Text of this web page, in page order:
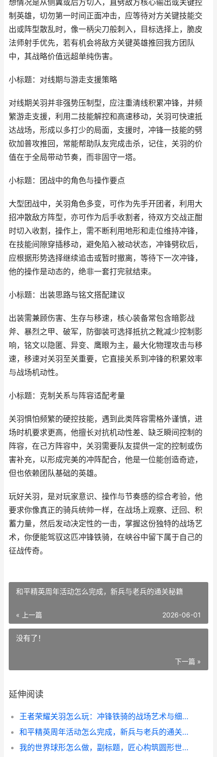
想情况是从侧翼或后方切入，直劈敌方核心输出或关键控
制英雄，切勿第一时间正面冲击，应等待对方关键技能交
出或阵型散乱时，像一柄尖刀般刺入，目标选择上，脆皮
法师射手优先，若有机会将敌方关键英雄推回我方团队
中，其战略价值远超单纯伤害。
小标题：对线期与游走支援策略
对线期关羽并非强势压制型，应注重清线积累冲锋，并频
繁游走支援，利用二技能解控和高速移动，关羽可快速抵
达战场，形成以多打少的局面，支援时，冲锋一技能的劈
砍加普攻推回，常能帮助队友完成击杀，记住，关羽的价
值在于全局带动节奏，而非固守一塔。
小标题：团战中的角色与操作要点
大型团战中，关羽角色多变，可作为先手开团者，利用大
招冲散敌方阵型，亦可作为后手收割者，待双方交战正酣
时切入收割，操作上，需不断利用地形和走位维持冲锋，
在技能间隙穿插移动，避免陷入被动状态，冲锋劈砍后，
应根据形势选择继续追击或暂时撤离，等待下一次冲锋，
他的操作是动态的，绝非一套打完就结束。
小标题：出装思路与铭文搭配建议
出装需兼顾伤害、生存与移速，核心装备常包含暗影战
斧、暴烈之甲、破军，防御装可选择抵抗之靴减少控制影
响，铭文以隐匿、异变、鹰眼为主，最大化物理攻击与移
速，移速对关羽至关重要，它直接关系到冲锋的积累效率
与战场机动性。
小标题：克制关系与阵容适配考量
关羽惧怕频繁的硬控技能，遇到此类阵容需格外谨慎，进
场时机要求更高，他擅长对抗机动性差、缺乏瞬间控制的
阵容，在己方阵容中，关羽需要队友提供一定的控制或伤
害补充，以形成完美的冲阵配合，他是一位能创造奇迹，
但也依赖团队基础的英雄。
玩好关羽，是对玩家意识、操作与节奏感的综合考验，他
要求你像真正的骑兵统帅一样，在战场上观察、迂回、积
蓄力量，然后发动决定性的一击，掌握这份独特的战场艺
术，你便能驾驭这匹冲锋铁骑，在峡谷中留下属于自己的
征战传奇。
和平精英周年活动怎么完成，新兵与老兵的通关秘籍
« 上一篇 2026-06-01
没有了！
下一篇 »
延伸阅读
王者荣耀关羽怎么玩：冲锋铁骑的战场艺术与细节掌控
和平精英周年活动怎么完成，新兵与老兵的通关秘籍
我的世界球形怎么做，副标题，匠心构筑圆形世界